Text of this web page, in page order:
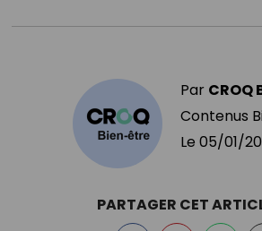
Par
Contenus
Le 05/01/
PARTAGER CET